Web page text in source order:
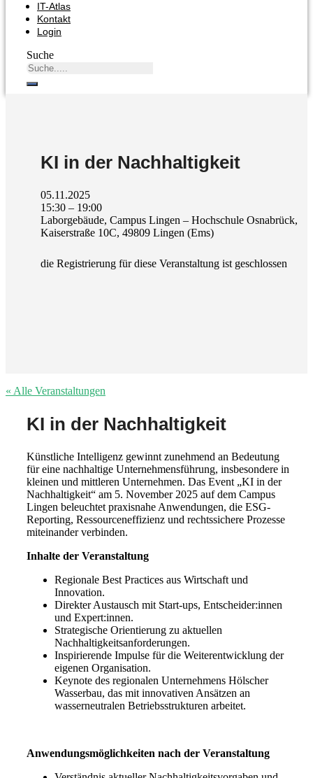
IT-Atlas
Kontakt
Login
Suche
KI in der Nachhaltigkeit
05.11.2025
15:30 – 19:00
Laborgebäude, Campus Lingen – Hochschule Osnabrück,
Kaiserstraße 10C, 49809 Lingen (Ems)
die Registrierung für diese Veranstaltung ist geschlossen
« Alle Veranstaltungen
KI in der Nachhaltigkeit
Künstliche Intelligenz gewinnt zunehmend an Bedeutung
für eine nachhaltige Unternehmensführung, insbesondere in
kleinen und mittleren Unternehmen. Das Event „KI in der
Nachhaltigkeit“ am 5. November 2025 auf dem Campus
Lingen beleuchtet praxisnahe Anwendungen, die ESG-
Reporting, Ressourceneffizienz und rechtssichere Prozesse
miteinander verbinden.
Inhalte der Veranstaltung
Regionale Best Practices aus Wirtschaft und
Innovation.
Direkter Austausch mit Start-ups, Entscheider:innen
und Expert:innen.
Strategische Orientierung zu aktuellen
Nachhaltigkeitsanforderungen.
Inspirierende Impulse für die Weiterentwicklung der
eigenen Organisation.
Keynote des regionalen Unternehmens Hölscher
Wasserbau, das mit innovativen Ansätzen an
wasserneutralen Betriebsstrukturen arbeitet.
Anwendungsmöglichkeiten nach der Veranstaltung